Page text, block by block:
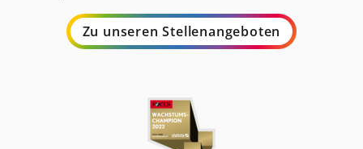
Zu unseren Stellenangeboten